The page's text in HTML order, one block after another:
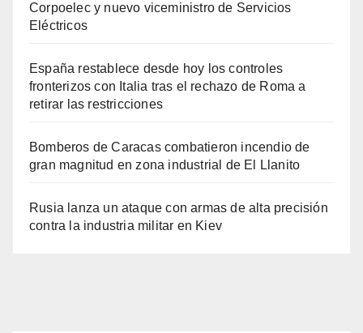
Corpoelec y nuevo viceministro de Servicios
Eléctricos
España restablece desde hoy los controles
fronterizos con Italia tras el rechazo de Roma a
retirar las restricciones
Bomberos de Caracas combatieron incendio de
gran magnitud en zona industrial de El Llanito
Rusia lanza un ataque con armas de alta precisión
contra la industria militar en Kiev